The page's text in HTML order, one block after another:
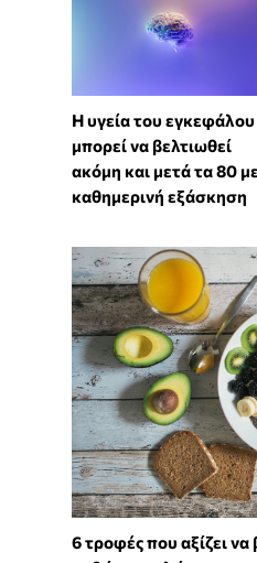
Η υγεία του εγκεφάλου
μπορεί να βελτιωθεί
ακόμη και μετά τα 80 με
καθημερινή εξάσκηση
6 τροφές που αξίζει